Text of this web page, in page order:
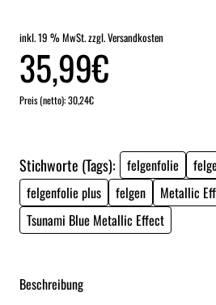
inkl. 19 % MwSt. zzgl. Versandkosten
35,99€
Preis (netto): 30,24€
Stichworte (Tags): felgenfolie
felgenfolie plus
felgen Metallic
Tsunami Blue Metallic Effect
Beschreibung